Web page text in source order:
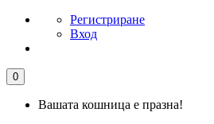
Регистриране
Вход
0
Вашата кошница е празна!